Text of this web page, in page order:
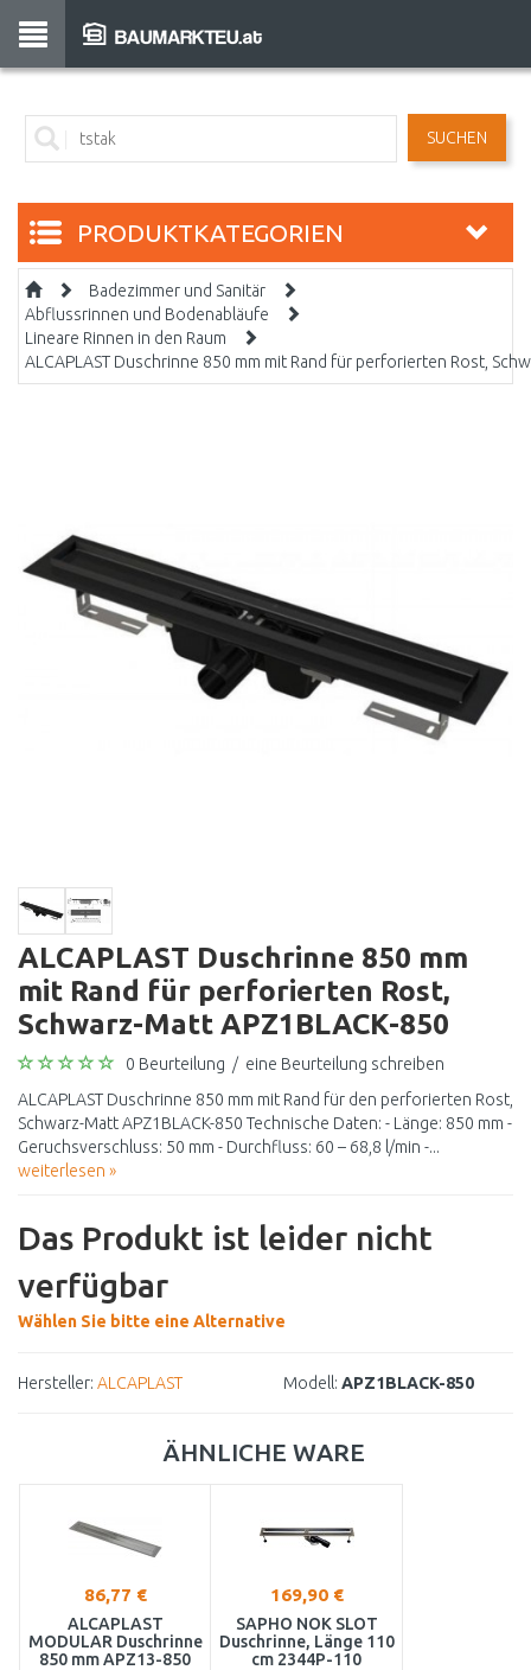
SUCHEN
PRODUKTKATEGORIEN
Badezimmer und Sanitär
Abflussrinnen und Bodenabläufe
Lineare Rinnen in den Raum
ALCAPLAST Duschrinne 850 mm mit Rand für perforierten Rost,
ALCAPLAST Duschrinne 850 mm
mit Rand für perforierten Rost,
Schwarz-Matt APZ1BLACK-850
0 Beurteilung / eine Beurteilung schreiben
ALCAPLAST Duschrinne 850 mm mit Rand für den perforierten Rost,
Schwarz-Matt APZ1BLACK-850 Technische Daten: - Länge: 850 mm -
Geruchsverschluss: 50 mm - Durchfluss: 60 – 68,8 l/min -...
weiterlesen »
Das Produkt ist leider nicht
verfügbar
Wählen Sie bitte eine Alternative
Hersteller: ALCAPLAST Modell: APZ1BLACK-850
ÄHNLICHE WARE
86,77 €
ALCAPLAST
MODULAR Duschrinne
850 mm APZ13-850
169,90 €
SAPHO NOK SLOT
Duschrinne, Länge 110
cm 2344P-110